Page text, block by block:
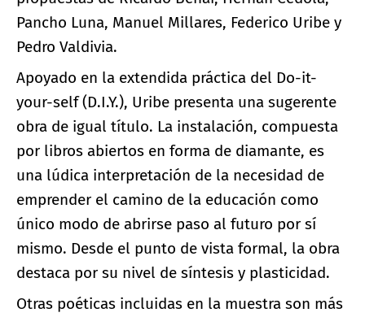
Pancho Luna, Manuel Millares, Federico Uribe y
Pedro Valdivia.
Apoyado en la extendida práctica del Do-it-
your-self (D.I.Y.), Uribe presenta una sugerente
obra de igual título. La instalación, compuesta
por libros abiertos en forma de diamante, es
una lúdica interpretación de la necesidad de
emprender el camino de la educación como
único modo de abrirse paso al futuro por sí
mismo. Desde el punto de vista formal, la obra
destaca por su nivel de síntesis y plasticidad.
Otras poéticas incluidas en la muestra son más